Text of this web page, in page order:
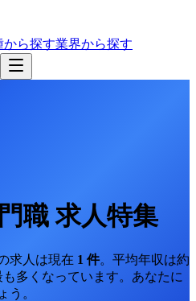
から探す業界から探す
職求人特集
求人は現在 1 件。 平均年収は約
多くなっています。 あなたに
う。